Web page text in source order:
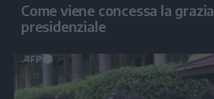
Come viene concessa la grazia
presidenziale